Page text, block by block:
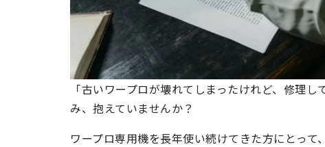
「古いワープロが壊れてしまったけれど、修理
み、抱えていませんか？
ワープロ専用機を長年使い続けてきた方にとっ